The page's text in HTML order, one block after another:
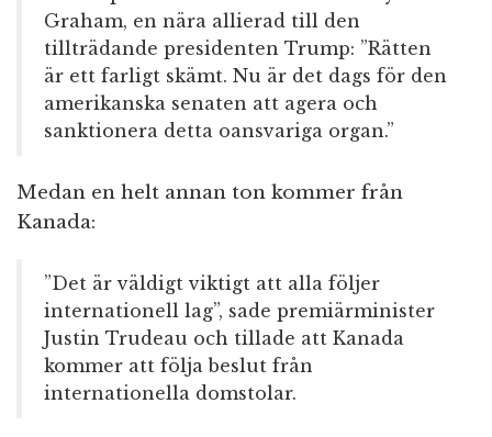
Graham, en nära allierad till den
tillträdande presidenten Trump: ”Rätten
är ett farligt skämt. Nu är det dags för den
amerikanska senaten att agera och
sanktionera detta oansvariga organ.”
Medan en helt annan ton kommer från
Kanada:
”Det är väldigt viktigt att alla följer
internationell lag”, sade premiärminister
Justin Trudeau och tillade att Kanada
kommer att följa beslut från
internationella domstolar.